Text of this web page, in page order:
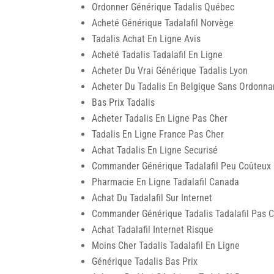
Ordonner Générique Tadalis Québec
Acheté Générique Tadalafil Norvège
Tadalis Achat En Ligne Avis
Acheté Tadalis Tadalafil En Ligne
Acheter Du Vrai Générique Tadalis Lyon
Acheter Du Tadalis En Belgique Sans
Bas Prix Tadalis
Acheter Tadalis En Ligne Pas Cher
Tadalis En Ligne France Pas Cher
Achat Tadalis En Ligne Securisé
Commander Générique Tadalafil Peu Coûteux
Pharmacie En Ligne Tadalafil Canada
Achat Du Tadalafil Sur Internet
Commander Générique Tadalis Tadalafil Pas
Achat Tadalafil Internet Risque
Moins Cher Tadalis Tadalafil En Ligne
Générique Tadalis Bas Prix